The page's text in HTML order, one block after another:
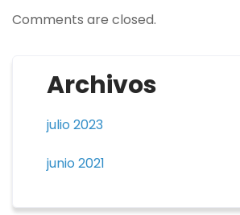
Comments are closed.
Archivos
julio 2023
junio 2021